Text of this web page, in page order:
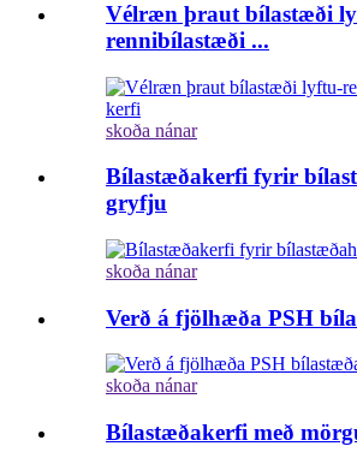
Vélræn þraut bílastæði
rennibílastæði ...
skoða nánar
Bílastæðakerfi fyrir
gryfju
skoða nánar
Verð á fjölhæða PSH
skoða nánar
Bílastæðakerfi með